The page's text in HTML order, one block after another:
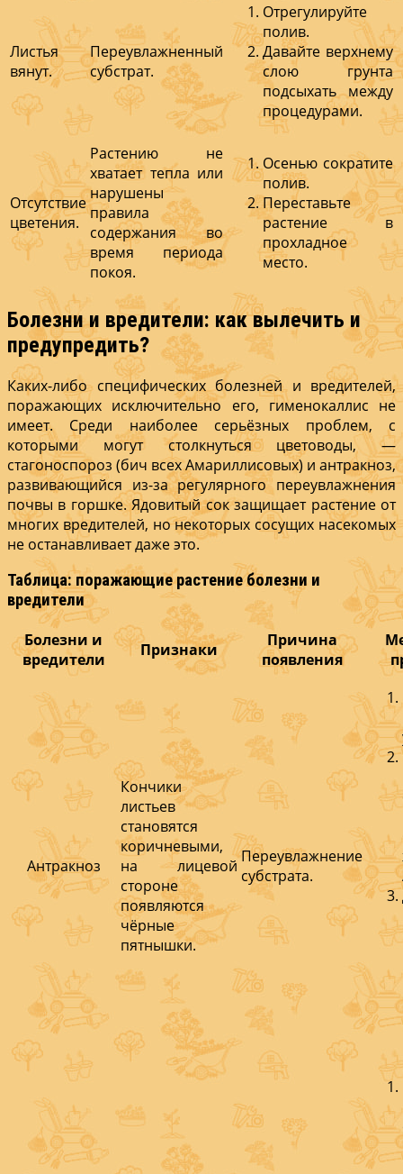
Листья
вянут.
Переувлажненный
субстрат.
Отрегулируйте
полив.
Давайте верхнему
слою грунта
подсыхать между
процедурами.
Отсутствие
цветения.
Растению не
хватает тепла или
нарушены
правила
содержания во
время периода
покоя.
Осенью сократите
полив.
Переставьте
растение в
прохладное
место.
Болезни и вредители: как вылечить и
предупредить?
Каких-либо специфических болезней и вредителей,
поражающих исключительно его, гименокаллис не
имеет. Среди наиболее серьёзных проблем, с
которыми могут столкнуться цветоводы, —
стагоноспороз (бич всех Амариллисовых) и антракноз,
развивающийся из-за регулярного переувлажнения
почвы в горшке. Ядовитый сок защищает растение от
многих вредителей, но некоторых сосущих насекомых
не останавливает даже это.
Таблица: поражающие растение болезни и
вредители
Болезни и
вредители
Признаки
Причина
появления
Антракноз
Кончики
листьев
становятся
коричневыми,
на лицевой
стороне
появляются
чёрные
пятнышки.
Переувлажнение
субстрата.